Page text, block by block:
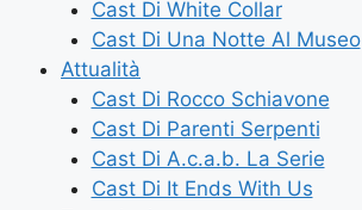
Cast Di White Collar
Cast Di Una Notte Al Museo
Attualità
Cast Di Rocco Schiavone
Cast Di Parenti Serpenti
Cast Di A.c.a.b. La Serie
Cast Di It Ends With Us